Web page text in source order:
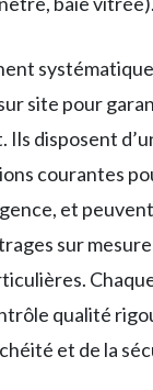
site pour
disposent
courantes
et
sur
qualité
et de la